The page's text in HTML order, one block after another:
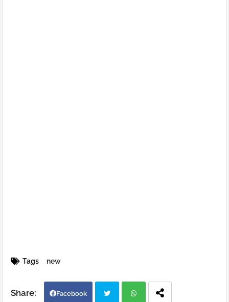
Tags new
Facebook